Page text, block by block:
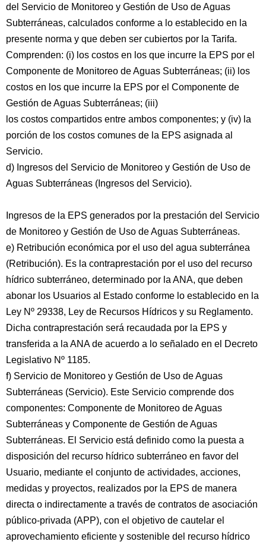
del Servicio de Monitoreo y Gestión de Uso de Aguas
Subterráneas, calculados conforme a lo establecido en la
presente norma y que deben ser cubiertos por la Tarifa.
Comprenden: (i) los costos en los que incurre la EPS por el
Componente de Monitoreo de Aguas Subterráneas; (ii) los
costos en los que incurre la EPS por el Componente de
Gestión de Aguas Subterráneas; (iii)
los costos compartidos entre ambos componentes; y (iv) la
porción de los costos comunes de la EPS asignada al
Servicio.
d) Ingresos del Servicio de Monitoreo y Gestión de Uso de
Aguas Subterráneas (Ingresos del Servicio).
Ingresos de la EPS generados por la prestación del Servicio
de Monitoreo y Gestión de Uso de Aguas Subterráneas.
e) Retribución económica por el uso del agua subterránea
(Retribución). Es la contraprestación por el uso del recurso
hídrico subterráneo, determinado por la ANA, que deben
abonar los Usuarios al Estado conforme lo establecido en la
Ley Nº 29338, Ley de Recursos Hídricos y su Reglamento.
Dicha contraprestación será recaudada por la EPS y
transferida a la ANA de acuerdo a lo señalado en el Decreto
Legislativo Nº 1185.
f) Servicio de Monitoreo y Gestión de Uso de Aguas
Subterráneas (Servicio). Este Servicio comprende dos
componentes: Componente de Monitoreo de Aguas
Subterráneas y Componente de Gestión de Aguas
Subterráneas. El Servicio está definido como la puesta a
disposición del recurso hídrico subterráneo en favor del
Usuario, mediante el conjunto de actividades, acciones,
medidas y proyectos, realizados por la EPS de manera
directa o indirectamente a través de contratos de asociación
público-privada (APP), con el objetivo de cautelar el
aprovechamiento eficiente y sostenible del recurso hídrico